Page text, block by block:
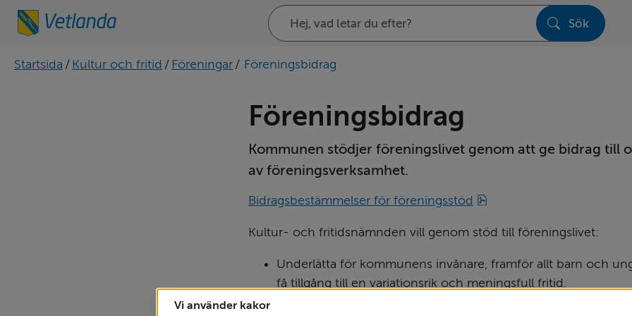
Vi använder kakor
Sök
på
webbplatsen
Sök
Startsida / Kultur och fritid / Föreningar / Föreningsbidrag
Föreningsbidrag
Kommunen stödjer föreningslivet genom att ge bidrag till
av förenings­verksamhet.
Bidragsbestämmelser för föreningsstöd
Kultur- och fritidsnämnden vill genom stöd till föreningslivet:
Underlätta för kommunens invånare, framför allt barn och
få tillgång till en variationsrik och meningsfull fritid.